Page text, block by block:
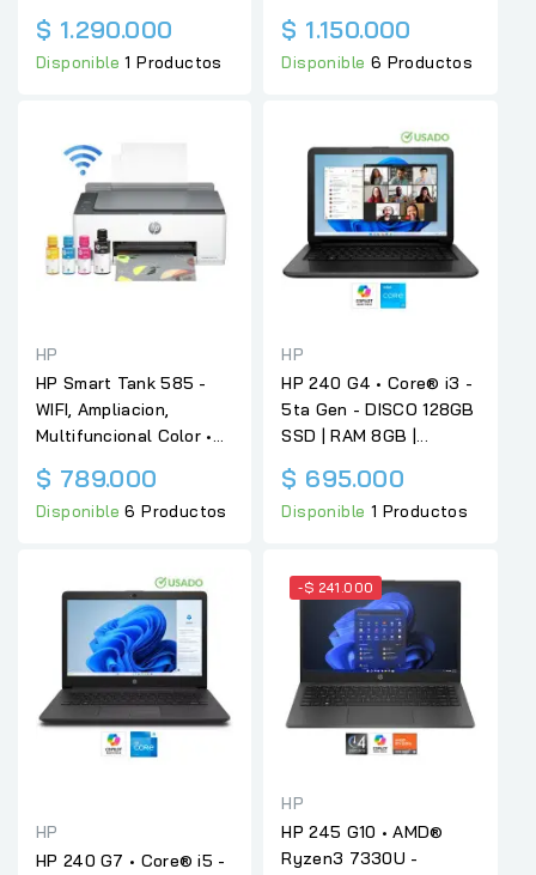
$ 1.290.000
Disponible1 Productos
$ 1.150.000
Disponible 6 Productos
HP
HP Smart Tank 585 -
WIFI, Ampliacion,
Multifuncional Color •...
$ 789.000
Disponible6 Productos
HP
HP 240 G4 • Core® i3 -
5ta Gen - DISCO 128GB
SSD | RAM 8GB |...
$ 695.000
Disponible 1 Productos
HP
HP 240 G7 • Core® i5 -
-$ 241.000
HP
HP 245 G10 • AMD®
Ryzen3 7330U -